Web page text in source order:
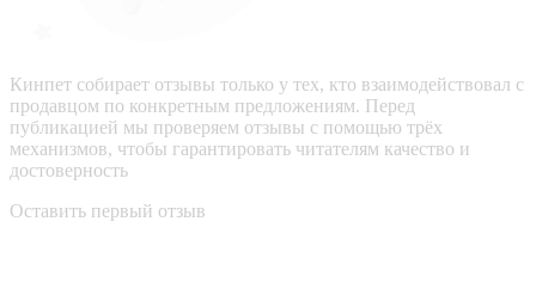
Кинпет собирает отзывы только у тех, кто взаимодействовал с
продавцом по конкретным предложениям. Перед
публикацией мы проверяем отзывы с помощью трёх
механизмов, чтобы гарантировать читателям качество и
достоверность
Оставить первый отзыв